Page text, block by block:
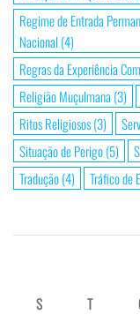
Regime de Entrada
Nacional (4)
Regras da Experiência
Religião Muçulmana (3)
Ritos Religiosos(3)
Situação de Perigo(5)
Tradução(4) Tráfico de
S
T